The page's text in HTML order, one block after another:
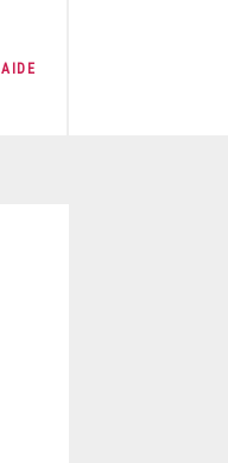
AIDE